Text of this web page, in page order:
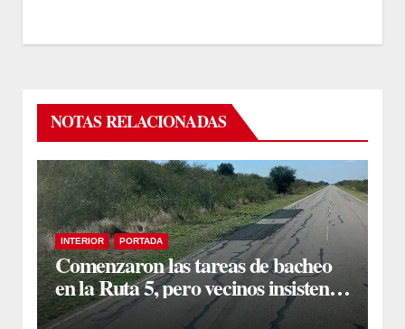
NOTAS RELACIONADAS
INTERIOR PORTADA
Comenzaron las tareas de bacheo
en la Ruta 5, pero vecinos insisten
en un reclamo integral